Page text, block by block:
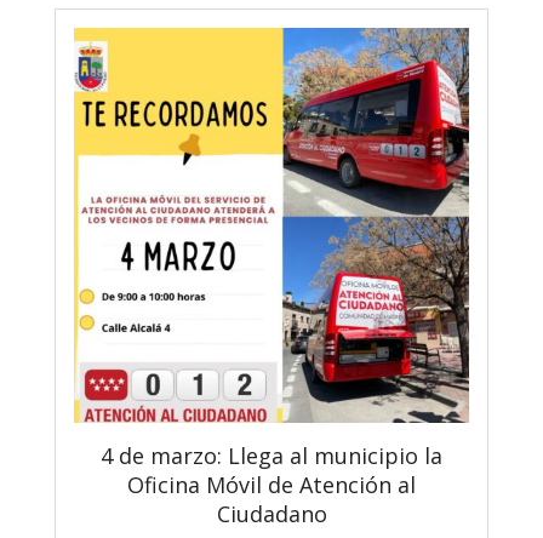
4 de marzo: Llega al municipio la
Oficina Móvil de Atención al
Ciudadano